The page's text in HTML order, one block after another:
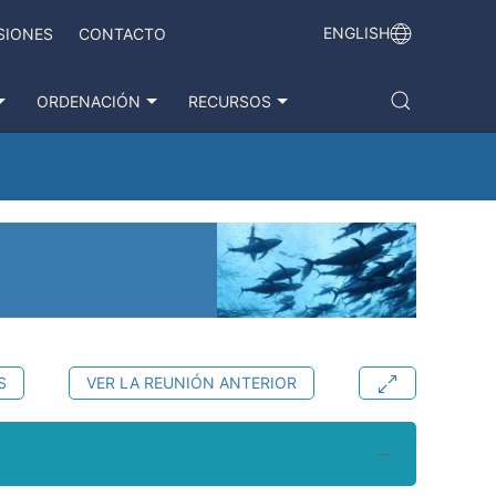
CONTACTO ENGLISH
ORDENACIÓN RECURSOS
VER LA REUNIÓN ANTERIOR